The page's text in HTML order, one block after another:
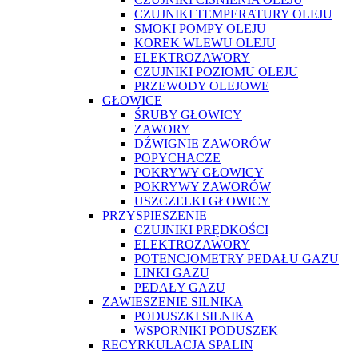
CZUJNIKI TEMPERATURY OLEJU
SMOKI POMPY OLEJU
KOREK WLEWU OLEJU
ELEKTROZAWORY
CZUJNIKI POZIOMU OLEJU
PRZEWODY OLEJOWE
GŁOWICE
ŚRUBY GŁOWICY
ZAWORY
DŹWIGNIE ZAWORÓW
POPYCHACZE
POKRYWY GŁOWICY
POKRYWY ZAWORÓW
USZCZELKI GŁOWICY
PRZYSPIESZENIE
CZUJNIKI PRĘDKOŚCI
ELEKTROZAWORY
POTENCJOMETRY PEDAŁU GAZU
LINKI GAZU
PEDAŁY GAZU
ZAWIESZENIE SILNIKA
PODUSZKI SILNIKA
WSPORNIKI PODUSZEK
RECYRKULACJA SPALIN